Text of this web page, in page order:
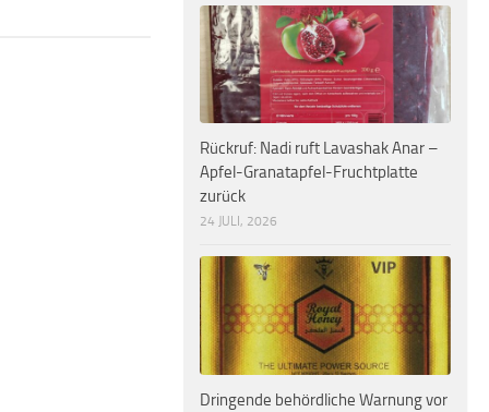
Rückruf: Nadi ruft Lavashak Anar –
Apfel-Granatapfel-Fruchtplatte
zurück
24 JULI, 2026
Dringende behördliche Warnung vor